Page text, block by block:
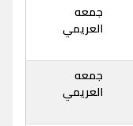
جمعه
العريمي
جمعه
العريمي